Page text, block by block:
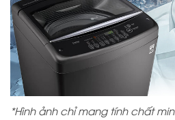
*Hình ảnh chỉ mang tính chất